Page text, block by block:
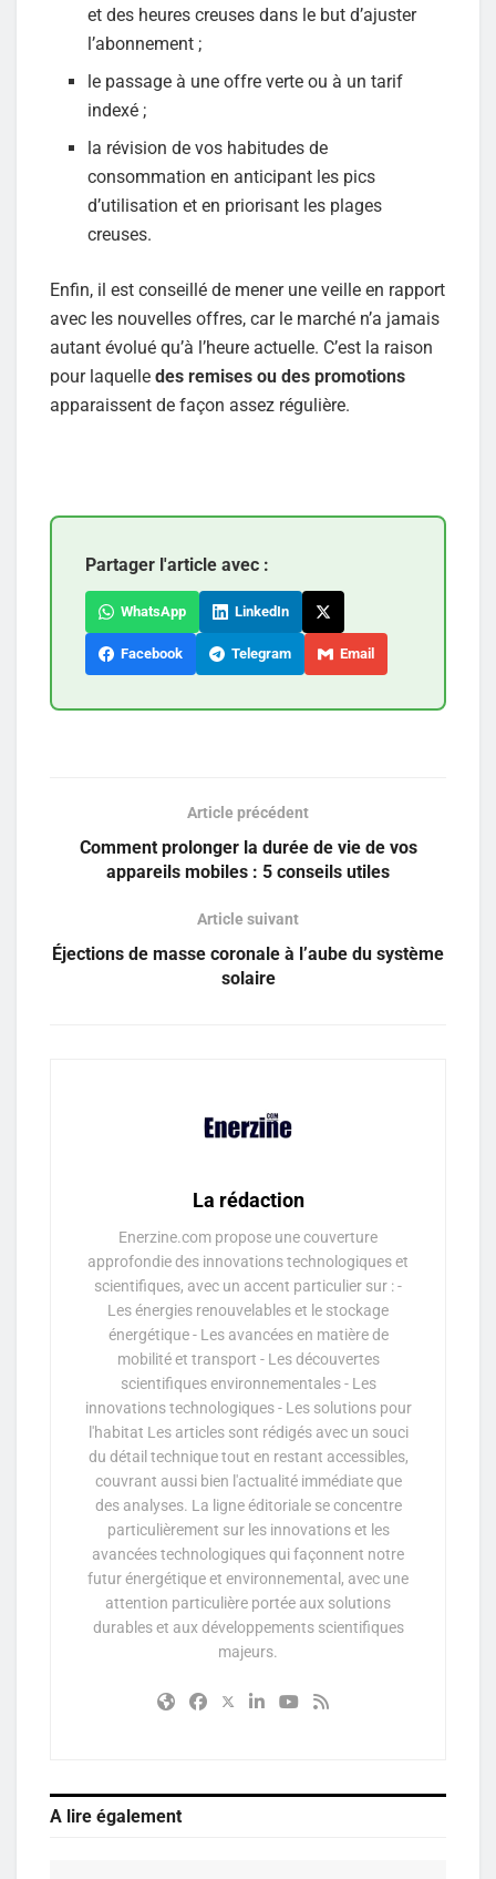
et des heures creuses dans le but d’ajuster
l’abonnement ;
le passage à une offre verte ou à un tarif
indexé ;
la révision de vos habitudes de
consommation en anticipant les pics
d’utilisation et en priorisant les plages
creuses.
Enfin, il est conseillé de mener une veille en rapport
avec les nouvelles offres, car le marché n’a jamais
autant évolué qu’à l’heure actuelle. C’est la raison
pour laquelle des remises ou des promotions
apparaissent de façon assez régulière.
Partager l'article avec :
WhatsApp LinkedIn
Facebook Telegram Email
Article précédent
Comment prolonger la durée de vie de vos
appareils mobiles : 5 conseils utiles
Article suivant
Éjections de masse coronale à l’aube du système
solaire
La rédaction
Enerzine.com propose une couverture
approfondie des innovations technologiques et
scientifiques, avec un accent particulier sur : -
Les énergies renouvelables et le stockage
énergétique - Les avancées en matière de
mobilité et transport - Les découvertes
scientifiques environnementales - Les
innovations technologiques - Les solutions pour
l'habitat Les articles sont rédigés avec un souci
du détail technique tout en restant accessibles,
couvrant aussi bien l'actualité immédiate que
des analyses. La ligne éditoriale se concentre
particulièrement sur les innovations et les
avancées technologiques qui façonnent notre
futur énergétique et environnemental, avec une
attention particulière portée aux solutions
durables et aux développements scientifiques
majeurs.
A lire également